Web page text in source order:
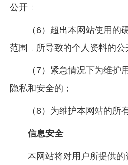
公开；
（6）超出本网站使用的硬
范围，所导致的个人资料的公
（7）紧急情况下为维护用
隐私和安全的；
（8）为维护本网站的所有
信息安全
本网站将对用户所提供的